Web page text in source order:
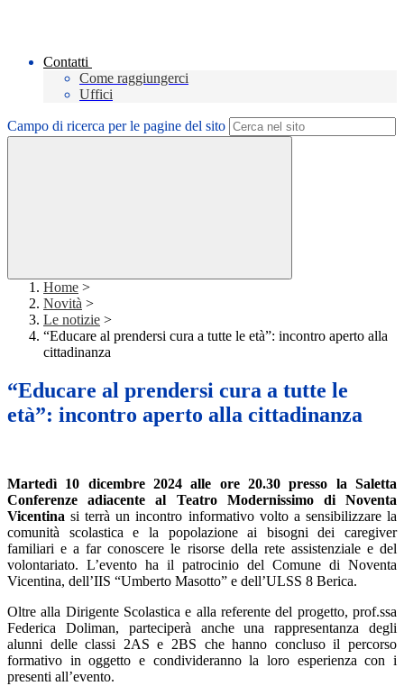
Contatti
Come raggiungerci
Uffici
Campo di ricerca per le pagine del sito
Home >
Novità >
Le notizie >
“Educare al prendersi cura a tutte le età”: incontro aperto alla
cittadinanza
“Educare al prendersi cura a tutte le
età”: incontro aperto alla cittadinanza
Martedì 10 dicembre 2024 alle ore 20.30 presso la Saletta
Conferenze adiacente al Teatro Modernissimo di Noventa
Vicentina si terrà un incontro informativo volto a sensibilizzare la
comunità scolastica e la popolazione ai bisogni dei caregiver
familiari e a far conoscere le risorse della rete assistenziale e del
volontariato. L’evento ha il patrocinio del Comune di Noventa
Vicentina, dell’IIS “Umberto Masotto” e dell’ULSS 8 Berica.
Oltre alla Dirigente Scolastica e alla referente del progetto, prof.ssa
Federica Doliman, parteciperà anche una rappresentanza degli
alunni delle classi 2AS e 2BS che hanno concluso il percorso
formativo in oggetto e condivideranno la loro esperienza con i
presenti all’evento.